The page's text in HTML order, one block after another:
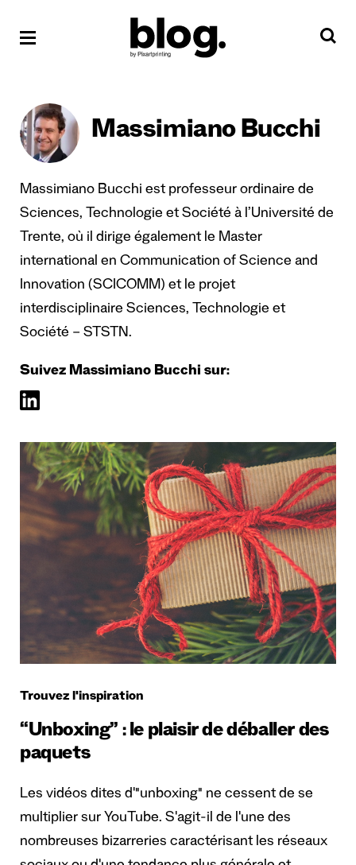
Massimiano Bucchi
Massimiano Bucchi est professeur ordinaire de
Sciences, Technologie et Société à l’Université de
Trente, où il dirige également le Master
international en Communication of Science and
Innovation (SCICOMM) et le projet
interdisciplinaire Sciences, Technologie et
Société – STSTN.
Suivez Massimiano Bucchi sur:
Trouvez l'inspiration
“Unboxing” : le plaisir de déballer des
paquets
Les vidéos dites d'"unboxing" ne cessent de se
multiplier sur YouTube. S'agit-il de l'une des
nombreuses bizarreries caractérisant les réseaux